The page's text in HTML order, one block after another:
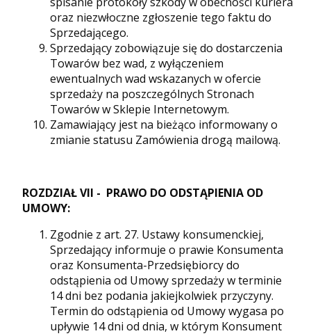
oraz niezwłoczne zgłoszenie tego faktu do
Sprzedającego.
Sprzedający zobowiązuje się do dostarczenia
Towarów bez wad, z wyłączeniem
ewentualnych wad wskazanych w ofercie
sprzedaży na poszczególnych Stronach
Towarów w Sklepie Internetowym.
Zamawiający jest na bieżąco informowany o
zmianie statusu Zamówienia drogą mailową.
ROZDZIAŁVII - PRAWO DO ODSTĄPIENIA OD
UMOWY:
Zgodnie z art. 27. Ustawy konsumenckiej,
Sprzedający informuje o prawie Konsumenta
oraz Konsumenta-Przedsiębiorcy do
odstąpienia od Umowy sprzedaży w terminie
14 dni bez podania jakiejkolwiek przyczyny.
Termin do odstąpienia od Umowy wygasa po
upływie 14 dni od dnia, w którym Konsument